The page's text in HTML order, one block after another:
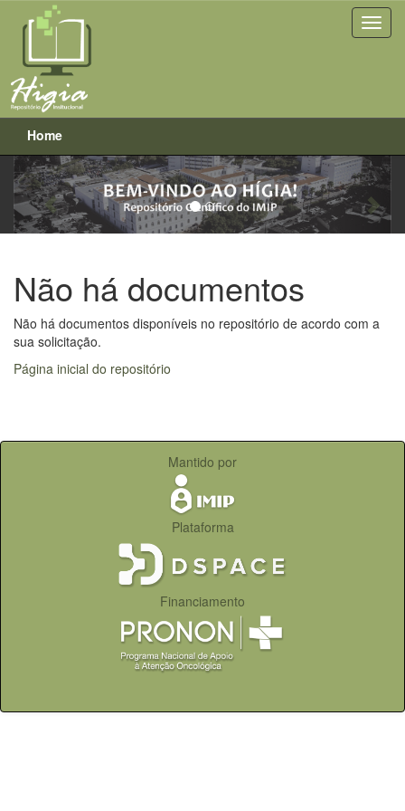
Skip
navigation
Home
Previous Next
Não há documentos
Não há documentos disponíveis no repositório de acordo com a
sua solicitação.
Página inicial do repositório
Mantido por
Plataforma
Financiamento